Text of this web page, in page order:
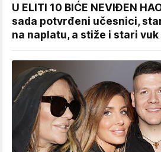
U ELITI 10 BIĆE NEVIĐEN
sada potvrđeni učesnici,
na naplatu, a stiže i stari